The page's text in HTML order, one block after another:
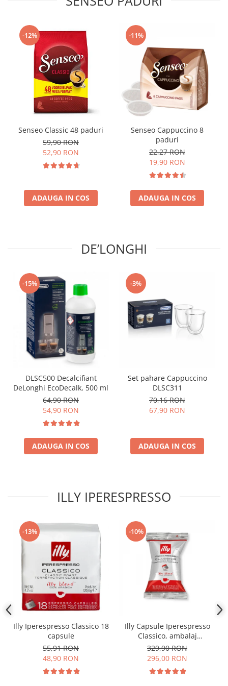
-12%
Senseo Classic 48 paduri
59,90 RON
52,90 RON
ADAUGA IN COS
-11%
Senseo Cappuccino 8
paduri
22,27 RON
19,90 RON
ADAUGA IN COS
DE’LONGHI
-15%
DLSC500 Decalcifiant
DeLonghi EcoDecalk, 500 ml
64,90 RON
54,90 RON
ADAUGA IN COS
-3%
Set pahare Cappuccino
DLSC311
70,16 RON
67,90 RON
ADAUGA IN COS
ILLY IPERESPRESSO
-13%
Illy Iperespresso Classico 18
capsule
55,91 RON
48,90 RON
-10%
Illy Capsule Iperespresso
Classico, ambalaj
individual, 100 buc
329,90 RON
296,00 RON